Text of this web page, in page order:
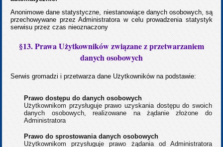
Anonimowe dane statystyczne, niestanowiące danych osobowych, są
przechowywane przez Administratora w celu prowadzenia statystyk
serwisu przez czas nieoznaczony
§13. Prawa Użytkowników związane z przetwarzaniem
danych osobowych
Serwis gromadzi i przetwarza dane Użytkowników na podstawie:
Prawo dostępu do danych osobowych
Użytkownikom przysługuje prawo uzyskania dostępu do swoich
danych osobowych, realizowane na żądanie złożone do
Administratora
Prawo do sprostowania danych osobowych
Użytkownikom przysługuje prawo żądania od Administratora